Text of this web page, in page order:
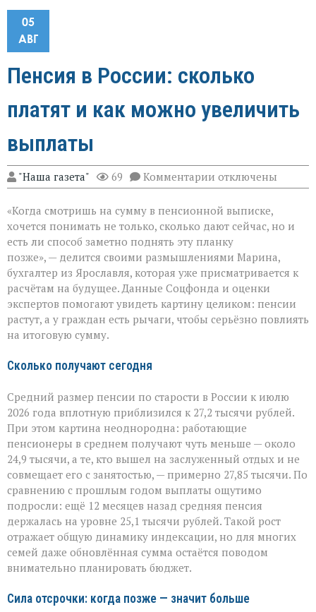
05
АВГ
Пенсия в России: сколько
платят и как можно увеличить
выплаты
"Наша газета" 69 Комментарии к
записи
в
России:
платят
и
как
можно
увеличить
выплаты
отключены
«Когда смотришь на сумму в пенсионной выписке,
хочется понимать не только, сколько дают сейчас, но и
есть ли способ заметно поднять эту планку
позже», — делится своими размышлениями Марина,
бухгалтер из Ярославля, которая уже присматривается к
расчётам на будущее. Данные Соцфонда и оценки
экспертов помогают увидеть картину целиком: пенсии
растут, а у граждан есть рычаги, чтобы серьёзно повлиять
на итоговую сумму.
Сколько получают сегодня
Средний размер пенсии по старости в России к июлю
2026 года вплотную приблизился к 27,2 тысячи рублей.
При этом картина неоднородна: работающие
пенсионеры в среднем получают чуть меньше — около
24,9 тысячи, а те, кто вышел на заслуженный отдых и не
совмещает его с занятостью, — примерно 27,85 тысячи. По
сравнению с прошлым годом выплаты ощутимо
подросли: ещё 12 месяцев назад средняя пенсия
держалась на уровне 25,1 тысячи рублей. Такой рост
отражает общую динамику индексации, но для многих
семей даже обновлённая сумма остаётся поводом
внимательно планировать бюджет.
Сила отсрочки: когда позже — значит больше